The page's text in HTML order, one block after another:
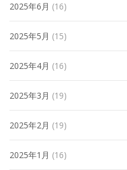
2025年6月 (16)
2025年5月 (15)
2025年4月 (16)
2025年3月 (19)
2025年2月 (19)
2025年1月 (16)